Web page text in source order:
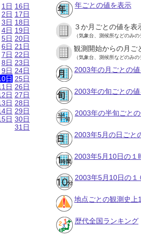
1日
2日
3日
4日
5日
6日
7日
8日
9日
日
日
日
日
日
日
16日
17日
18日
19日
20日
21日
22日
23日
24日
25日
26日
27日
28日
29日
30日
31日
年ごとの値を表示
３か月ごとの値を表
（気象台、測候所などのみの
観測開始からの月ご
（気象台、測候所などのみの
2003年の月ごとの
2003年の旬ごとの
2003年の半旬ごと
2003年5月の日ごと
2003年5月10日の１
2003年5月10日の１
地点ごとの観測史上
歴代全国ランキング